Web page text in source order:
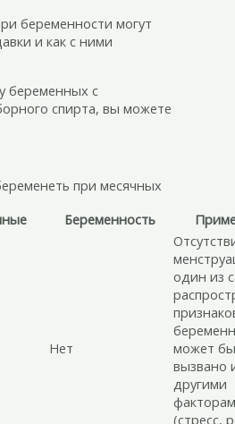
беременности могут
и как с ними
беременных с
спирта, вы можете
Беременность
Нет
один из
может
вызвано
другими
(стресс,